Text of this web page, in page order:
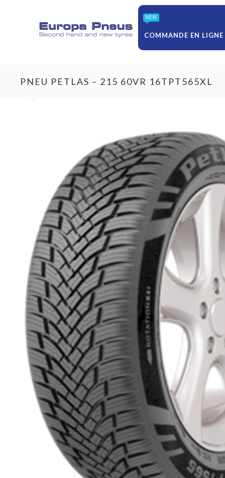
NEW
COMMANDE EN LIGNE
PNEU PETLAS – 215 60VR 16TPT565XL